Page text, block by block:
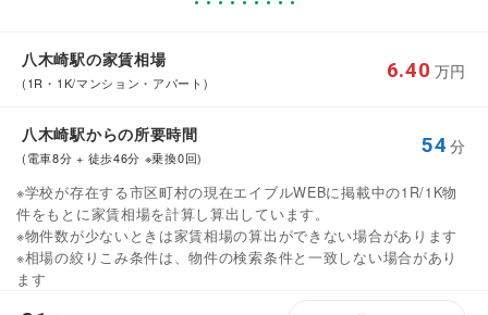
八木崎駅の家賃相場
(1R・1K/マンション・アパート)
6.40 万円
八木崎駅からの所要時間
(電車8分 + 徒歩46分 ※乗換0回)
54 分
※学校が存在する市区町村の現在エイブルWEBに掲載中の1R/1K物
件をもとに家賃相場を計算し算出しています。
※物件数が少ないときは家賃相場の算出ができない場合があります
※相場の絞りこみ条件は、物件の検索条件と一致しない場合があり
ます